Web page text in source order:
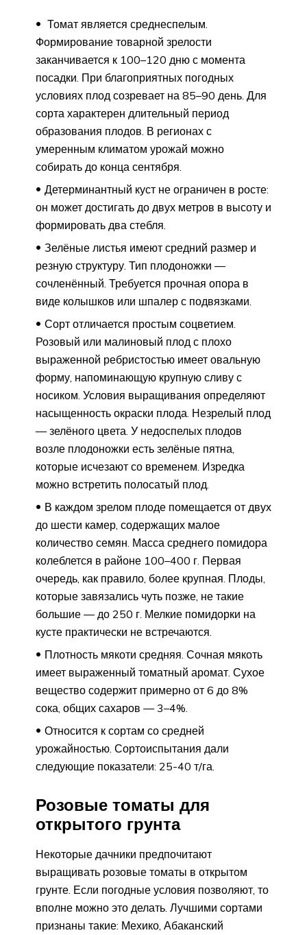
Томат является среднеспелым.
Формирование товарной зрелости
заканчивается к 100–120 дню с момента
посадки. При благоприятных погодных
условиях плод созревает на 85–90 день. Для
сорта характерен длительный период
образования плодов. В регионах с
умеренным климатом урожай можно
собирать до конца сентября.
Детерминантный куст не ограничен в росте:
он может достигать до двух метров в высоту и
формировать два стебля.
Зелёные листья имеют средний размер и
резную структуру. Тип плодоножки —
сочленённый. Требуется прочная опора в
виде колышков или шпалер с подвязками.
Сорт отличается простым соцветием.
Розовый или малиновый плод с плохо
выраженной ребристостью имеет овальную
форму, напоминающую крупную сливу с
носиком. Условия выращивания определяют
насыщенность окраски плода. Незрелый плод
— зелёного цвета. У недоспелых плодов
возле плодоножки есть зелёные пятна,
которые исчезают со временем. Изредка
можно встретить полосатый плод.
В каждом зрелом плоде помещается от двух
до шести камер, содержащих малое
количество семян. Масса среднего помидора
колеблется в районе 100–400 г. Первая
очередь, как правило, более крупная. Плоды,
которые завязались чуть позже, не такие
большие — до 250 г. Мелкие помидорки на
кусте практически не встречаются.
Плотность мякоти средняя. Сочная мякоть
имеет выраженный томатный аромат. Сухое
вещество содержит примерно от 6 до 8%
сока, общих сахаров — 3–4%.
Относится к сортам со средней
урожайностью. Сортоиспытания дали
следующие показатели: 25-40 т/га.
Розовые томаты для
открытого грунта
Некоторые дачники предпочитают
выращивать розовые томаты в открытом
грунте. Если погодные условия позволяют, то
вполне можно это делать. Лучшими сортами
признаны такие: Мехико, Абаканский